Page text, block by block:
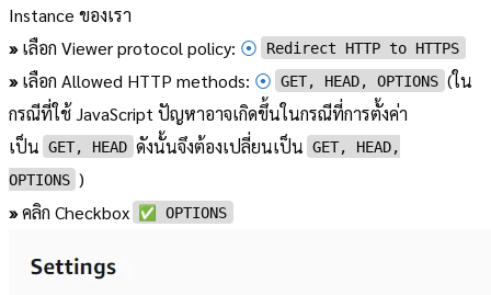
Instance ของเรา
»เลือก Viewer protocol policy: ⦿ Redirect HTTP to HTTPS
»เลือก Allowed HTTP methods: ⦿ GET, HEAD, OPTIONS (ใน
กรณีที่ใช้ JavaScript ปัญหาอาจเกิดขึ้นในกรณีที่การตั้งค่า
เป็น GET, HEAD ดังนั้นจึงต้องเปลี่ยนเป็น GET, HEAD,
OPTIONS )
»คลิก Checkbox ✅ OPTIONS